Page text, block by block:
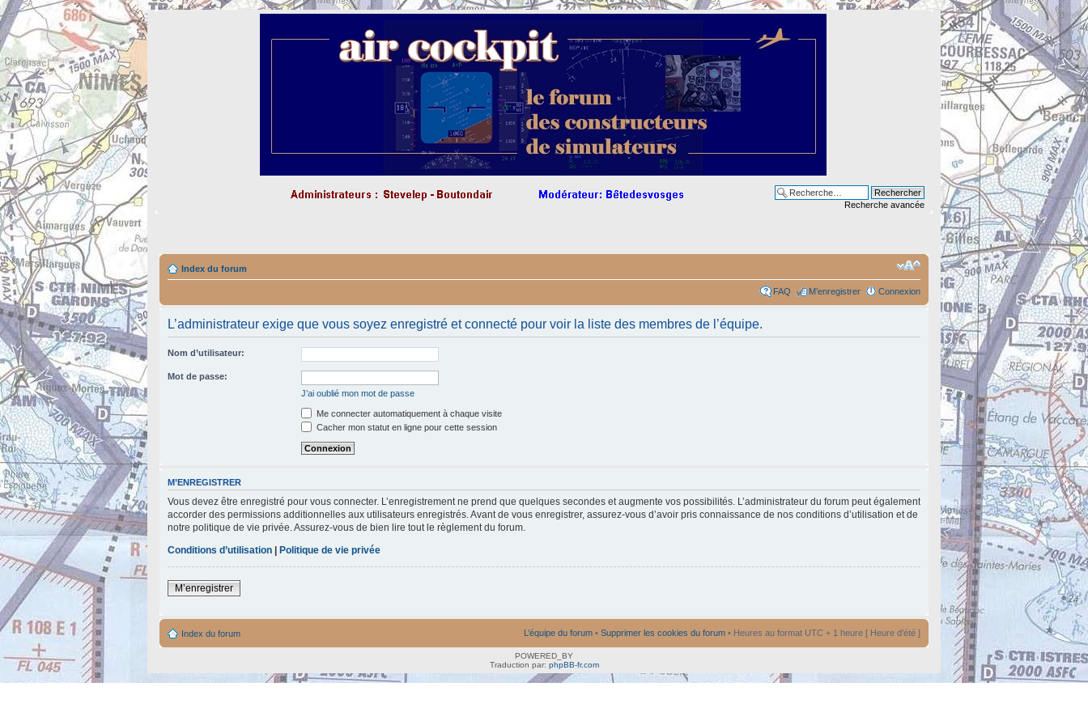
Recherche avancée
Index du forum
FAQ M’enregistrer Connexion
L’administrateur exige que vous soyez enregistré et connecté pour voir la liste des membres de l’équipe.
Nom d’utilisateur:
Mot de passe:
J’ai oublié mon mot de passe
Me connecter automatiquement à chaque visite
Cacher mon statut en ligne pour cette session
M’ENREGISTRER
Vous devez être enregistré pour vous connecter. L’enregistrement ne prend que quelques secondes et augmente vos possibilités. L’administrateur du forum peut également
accorder des permissions additionnelles aux utilisateurs enregistrés. Avant de vous enregistrer, assurez-vous d’avoir pris connaissance de nos conditions d’utilisation et de
notre politique de vie privée. Assurez-vous de bien lire tout le règlement du forum.
Conditions d’utilisation | Politique de vie privée
M’enregistrer
Index du forum L’équipe du forum • Supprimer les cookies du forum • Heures au format UTC + 1 heure [ Heure d’été ]
POWERED_BY
Traduction par: phpBB-fr.com